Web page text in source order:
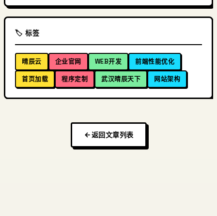
🏷️ 标签
晴辰云 企业官网 WEB开发 前端性能优化
首页加载 程序定制 武汉晴辰天下 网站架构
返回文章列表